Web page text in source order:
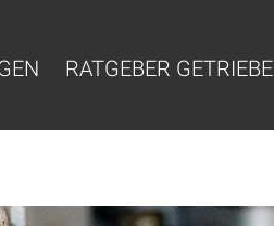
RATGEBER GETRIEBE